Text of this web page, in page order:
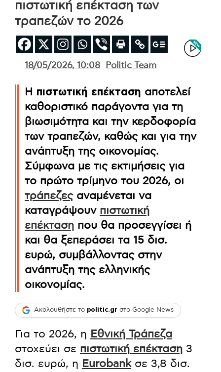
πιστωτική επέκταση των
τραπεζών το 2026
18/05/2026, 10:08 Politic Team
Η πιστωτική επέκταση αποτελεί
καθοριστικό παράγοντα για τη
βιωσιμότητα και την κερδοφορία
των τραπεζών, καθώς και για την
ανάπτυξη της οικονομίας.
Σύμφωνα με τις εκτιμήσεις για
το πρώτο τρίμηνο του 2026, οι
τράπεζεςαναμένεται να
καταγράψουν πιστωτική
επέκταση που θα προσεγγίσει ή
και θα ξεπεράσει τα 15 δισ.
ευρώ, συμβάλλοντας στην
ανάπτυξη της ελληνικής
οικονομίας.
Ακολουθήστε το politic.gr στο Google News
Για το 2026, η Εθνική Τράπεζα
στοχεύει σε πιστωτική επέκταση 3
δισ. ευρώ, η Eurobankσε 3,8 δισ.